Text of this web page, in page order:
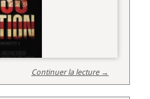
Continuer la lecture →